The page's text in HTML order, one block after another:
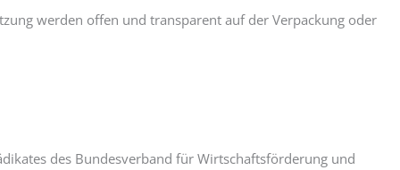
werden offen und transparent auf der Verpackung oder
des Bundesverband für Wirtschaftsförderung und